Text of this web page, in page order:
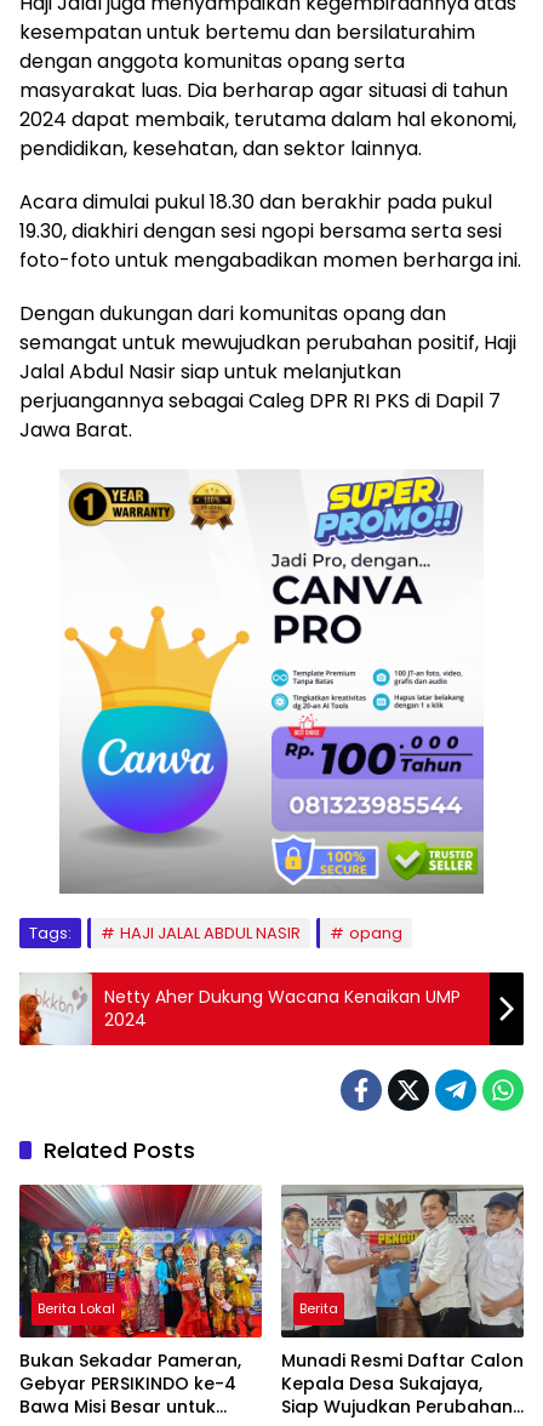
kesempatan untuk bertemu dan bersilaturahim
dengan anggota komunitas opang serta
masyarakat luas. Dia berharap agar situasi di tahun
2024 dapat membaik, terutama dalam hal ekonomi,
pendidikan, kesehatan, dan sektor lainnya.
Acara dimulai pukul 18.30 dan berakhir pada pukul
19.30, diakhiri dengan sesi ngopi bersama serta sesi
foto-foto untuk mengabadikan momen berharga ini.
Dengan dukungan dari komunitas opang dan
semangat untuk mewujudkan perubahan positif, Haji
Jalal Abdul Nasir siap untuk melanjutkan
perjuangannya sebagai Caleg DPR RI PKS di Dapil 7
Jawa Barat.
Tags: HAJI JALAL ABDUL NASIR opang
Netty Aher Dukung Wacana Kenaikan UMP
2024
Related Posts
Berita Lokal
Bukan Sekadar Pameran,
Gebyar PERSIKINDO ke-4
Bawa Misi Besar untuk
Berita
Munadi Resmi Daftar Calon
Kepala Desa Sukajaya,
Siap Wujudkan Perubahan